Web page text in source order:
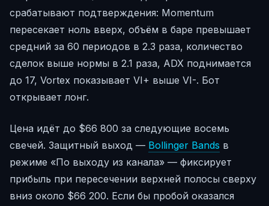
срабатывают подтверждения: Momentum
пересекает ноль вверх, объём в баре превышает
средний за 60 периодов в 2.3 раза, количество
сделок выше нормы в 2.1 раза, ADX поднимается
до 17, Vortex показывает VI+ выше VI-. Бот
открывает лонг.
Цена идёт до $66 800 за следующие восемь
свечей. Защитный выход — Bollinger Bands в
режиме «По выходу из канала» — фиксирует
прибыль при пересечении верхней полосы сверху
вниз около $66 200. Если бы пробой оказался